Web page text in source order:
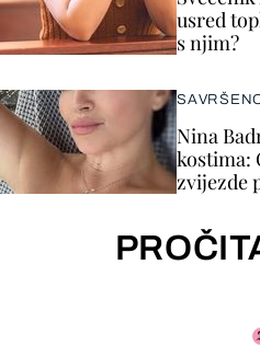
usred
s njim?
Nina
kostima:
zvijezde